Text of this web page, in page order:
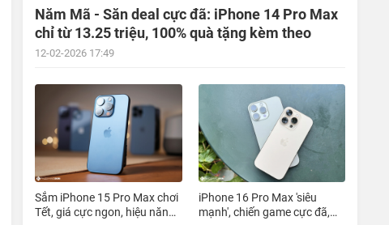
Năm Mã - Săn deal cực đã: iPhone 14 Pro Max
chỉ từ 13.25 triệu, 100% quà tặng kèm theo
12-02-2026 17:49
Sắm iPhone 15 Pro Max chơi
Tết, giá cực ngon, hiệu năng
iPhone 16 Pro Max 'siêu
mạnh', chiến game cực đã,